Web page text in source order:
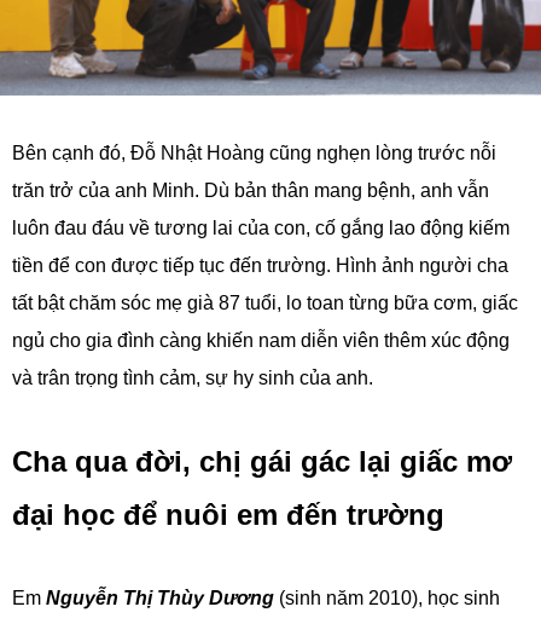
Bên cạnh đó, Đỗ Nhật Hoàng cũng nghẹn lòng trước nỗi
trăn trở của anh Minh. Dù bản thân mang bệnh, anh vẫn
luôn đau đáu về tương lai của con, cố gắng lao động kiếm
tiền để con được tiếp tục đến trường. Hình ảnh người cha
tất bật chăm sóc mẹ già 87 tuổi, lo toan từng bữa cơm, giấc
ngủ cho gia đình càng khiến nam diễn viên thêm xúc động
và trân trọng tình cảm, sự hy sinh của anh.
Cha qua đời, chị gái gác lại giấc mơ
đại học để nuôi em đến trường
Em Nguyễn Thị Thùy Dương (sinh năm 2010), học sinh